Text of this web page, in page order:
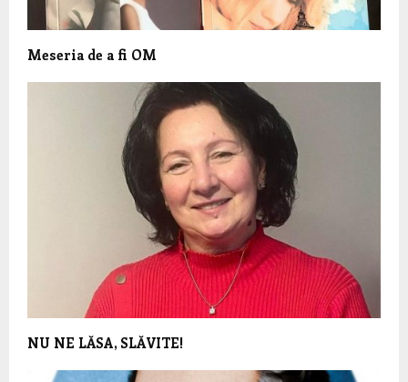
Meseria de a fi OM
NU NE LĂSA, SLĂVITE!